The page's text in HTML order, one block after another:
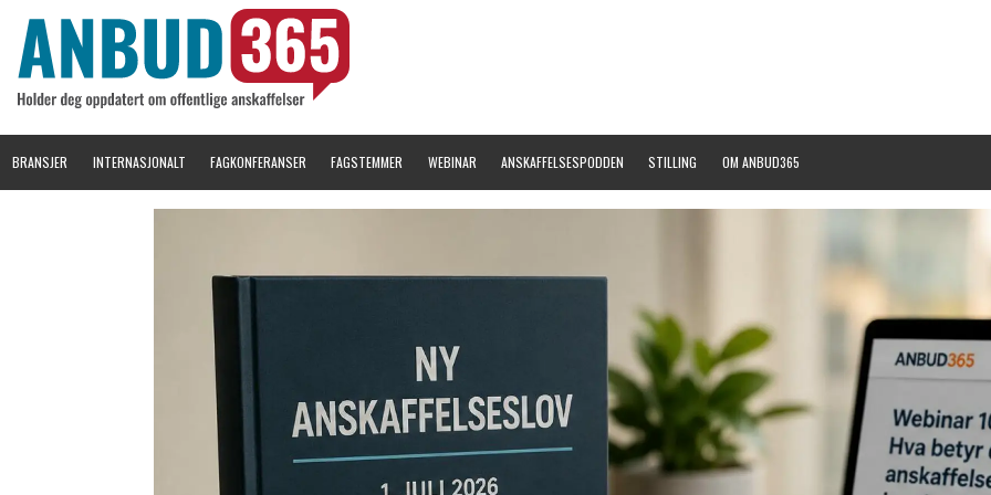
BRANSJER INTERNASJONALT FAGKONFERANSER FAGSTEMMER WEBINAR ANSKAFFELSESPODDEN STILLING OM ANBUD365